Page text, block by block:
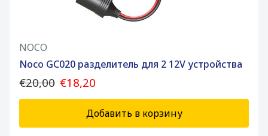
NOCO
Noco GC020 разделитель для 2 12V устройства
€20,00 €18,20
Добавить в корзину